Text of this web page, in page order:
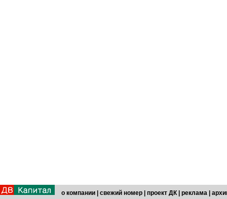
о компании свежий номер проект ДК реклама